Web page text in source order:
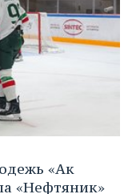
«Ак
«Нефтяник»